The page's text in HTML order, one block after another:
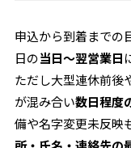
申込から到着までの
日の当日〜翌営業日
ただし大型連休前後
が混み合い数日程度
備や名字変更未反映